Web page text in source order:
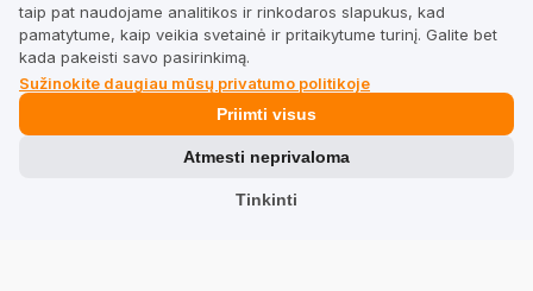
Rasti įmonę
TrustMate
Susisiekite
taip pat naudojame analitikos ir rinkodaros slapukus, kad
pamatytume, kaip veikia svetainė ir pritaikytume turinį. Galite bet
kada pakeisti savo pasirinkimą.
Sužinokite daugiau mūsų privatumo politikoje
Tinkinti
Atmesti neprivaloma
Priimti visus